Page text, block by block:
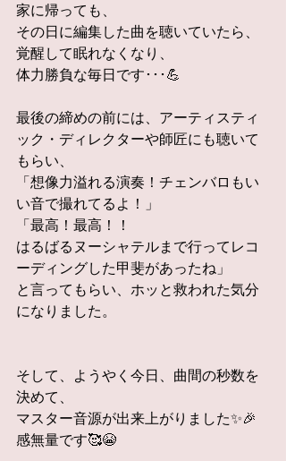
家に帰っても、
その日に編集した曲を聴いていたら、
覚醒して眠れなくなり、
体力勝負な毎日です･･･💪
最後の締めの前には、アーティスティ
ック・ディレクターや師匠にも聴いて
もらい、
「想像力溢れる演奏！チェンバロもい
い音で撮れてるよ！」
「最高！最高！！
はるばるヌーシャテルまで行ってレコ
ーディングした甲斐があったね」
と言ってもらい、ホッと救われた気分
になりました。
そして、ようやく今日、曲間の秒数を
決めて、
マスター音源が出来上がりました✨🎉
感無量です🥰😭